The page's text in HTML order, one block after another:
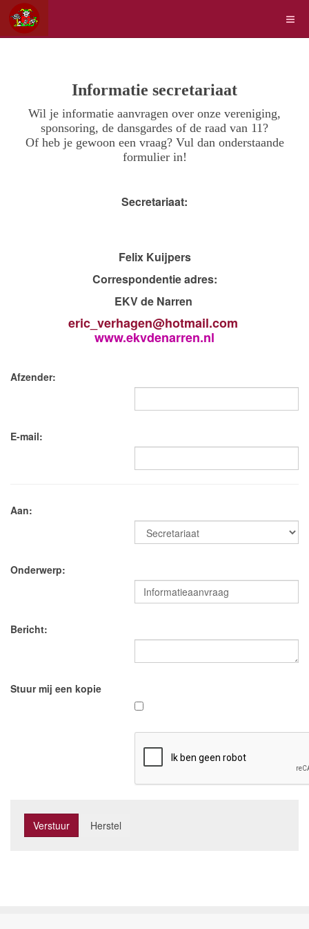
Informatie secretariaat
Wil je informatie aanvragen over onze vereniging,
sponsoring, de dansgardes of de raad van 11?
Of heb je gewoon een vraag? Vul dan onderstaande
formulier in!
Secretariaat:
Felix Kuijpers
Correspondentie adres:
EKV de Narren
eric_verhagen@hotmail.com
www.ekvdenarren.nl
Afzender:
E-mail:
Aan:
Onderwerp:
Bericht:
Stuur mij een kopie
Verstuur Herstel